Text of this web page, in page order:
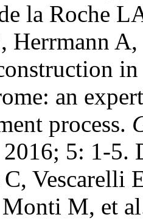
Roche
Herrmann
an
process.
2016; 5: 1-5.
Vescarelli
M, et